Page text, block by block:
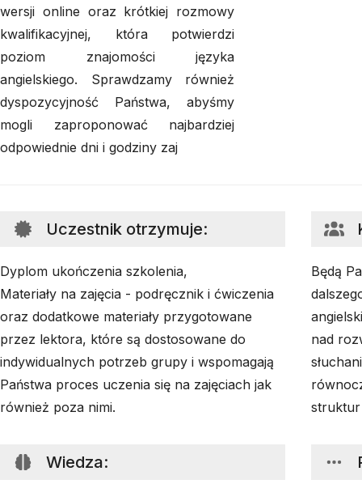
wersji online oraz krótkiej rozmowy
kwalifikacyjnej, która potwierdzi
poziom znajomości języka
angielskiego. Sprawdzamy również
dyspozycyjność Państwa, abyśmy
mogli zaproponować najbardziej
odpowiednie dni i godziny zaj
Uczestnik otrzymuje:
Dyplom ukończenia szkolenia,
Materiały na zajęcia - podręcznik i ćwiczenia
oraz dodatkowe materiały przygotowane
przez lektora, które są dostosowane do
indywidualnych potrzeb grupy i wspomagają
Państwa proces uczenia się na zajęciach jak
również poza nimi.
Wiedza:
Będą
nad